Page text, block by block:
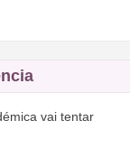
vai tentar